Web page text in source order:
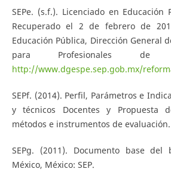
SEPe. (s.f.). Licenciado en Educación
Recuperado el 2 de febrero de
Educación Pública, Dirección General
para Profesionales de
http://www.dgespe.sep.gob.mx/
SEPf. (2014). Perfil, Parámetros e
y técnicos Docentes y Propuesta
métodos e instrumentos de evaluación.
SEPg. (2011). Documento base del
México, México: SEP.